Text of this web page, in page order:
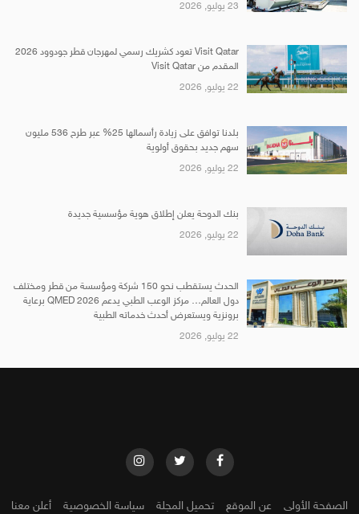
23 يوليو, 2026
Visit Qatar تعود كشريك رسمي لمهرجان قطر جودوود 2026
المقدم من Visit Qatar
22 يوليو, 2026
بلدنا توافق على زيادة رأسمالها 25% عبر طرح 536 مليون
سهم جديد بحقوق أولوية
22 يوليو, 2026
بنك الدوحة يعلن إطلاق هوية مؤسسية جديدة
22 يوليو, 2026
الحدث يستقطب نحو 150 شركة ومؤسسة من قطر ومختلف
دول العالم… مركز الوعب الطبي يدعم QMED 2026 برعاية
برونزية ويستعرض أحدث خدماته الطبية
22 يوليو, 2026
الصفحة الأولى عن الموقع تحميل المجلة سياسة الخصوصية أعلن معنا